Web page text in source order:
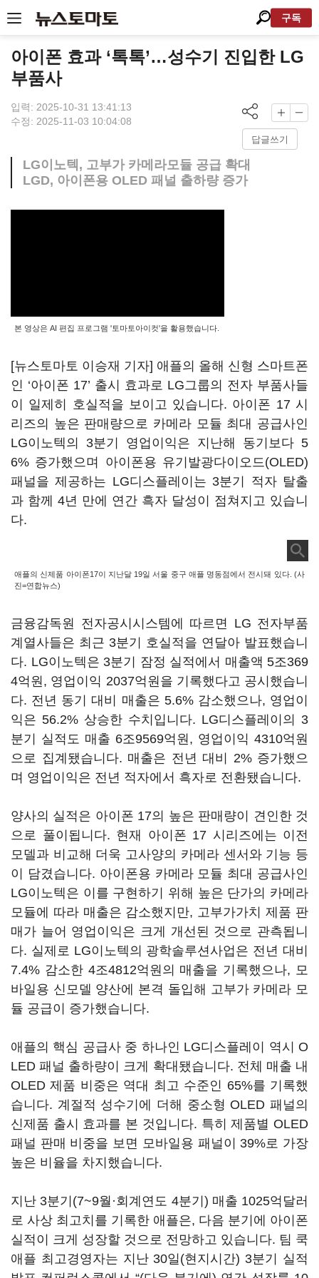
구독
아이폰 효과 ‘톡톡’…성수기 진입한 LG
부품사
입력: 2025-10-31 13:41:13
수정: 2025-11-03 10:04:08
답글쓰기
LG이노텍, 고부가 카메라모듈 공급 확대
LGD, 아이폰용 OLED 패널 출하량 증가
본 영상은 AI 편집 프로그램 '토마토아이컷'을 활용했습니다.
[뉴스토마토 이승재 기자] 애플의 올해 신형 스마트폰
인 ‘아이폰 17’ 출시 효과로 LG그룹의 전자 부품사들
이 일제히 호실적을 보이고 있습니다. 아이폰 17 시
리즈의 높은 판매량으로 카메라 모듈 최대 공급사인
LG이노텍의 3분기 영업이익은 지난해 동기보다 5
6% 증가했으며 아이폰용 유기발광다이오드(OLED)
패널을 제공하는 LG디스플레이는 3분기 적자 탈출
과 함께 4년 만에 연간 흑자 달성이 점쳐지고 있습니
다.
애플의 신제품 아이폰17이 지난달 19일 서울 중구 애플 명동점에서 전시돼 있다. (사
진=연합뉴스)
금융감독원 전자공시시스템에 따르면 LG 전자부품
계열사들은 최근 3분기 호실적을 연달아 발표했습니
다. LG이노텍은 3분기 잠정 실적에서 매출액 5조369
4억원, 영업이익 2037억원을 기록했다고 공시했습니
다. 전년 동기 대비 매출은 5.6% 감소했으나, 영업이
익은 56.2% 상승한 수치입니다. LG디스플레이의 3
분기 실적도 매출 6조9569억원, 영업이익 4310억원
으로 집계됐습니다. 매출은 전년 대비 2% 증가했으
며 영업이익은 전년 적자에서 흑자로 전환됐습니다.
양사의 실적은 아이폰 17의 높은 판매량이 견인한 것
으로 풀이됩니다. 현재 아이폰 17 시리즈에는 이전
모델과 비교해 더욱 고사양의 카메라 센서와 기능 등
이 담겼습니다. 아이폰용 카메라 모듈 최대 공급사인
LG이노텍은 이를 구현하기 위해 높은 단가의 카메라
모듈에 따라 매출은 감소했지만, 고부가가치 제품 판
매가 늘어 영업이익은 크게 개선된 것으로 관측됩니
다. 실제로 LG이노텍의 광학솔루션사업은 전년 대비
7.4% 감소한 4조4812억원의 매출을 기록했으나, 모
바일용 신모델 양산에 본격 돌입해 고부가 카메라 모
듈 공급이 증가했습니다.
애플의 핵심 공급사 중 하나인 LG디스플레이 역시 O
LED 패널 출하량이 크게 확대됐습니다. 전체 매출 내
OLED 제품 비중은 역대 최고 수준인 65%를 기록했
습니다. 계절적 성수기에 더해 중소형 OLED 패널의
신제품 출시 효과를 본 것입니다. 특히 제품별 OLED
패널 판매 비중을 보면 모바일용 패널이 39%로 가장
높은 비율을 차지했습니다.
지난 3분기(7~9월·회계연도 4분기) 매출 1025억달러
로 사상 최고치를 기록한 애플은, 다음 분기에 아이폰
실적이 크게 성장할 것으로 전망하고 있습니다. 팀 쿡
애플 최고경영자는 지난 30일(현지시간) 3분기 실적